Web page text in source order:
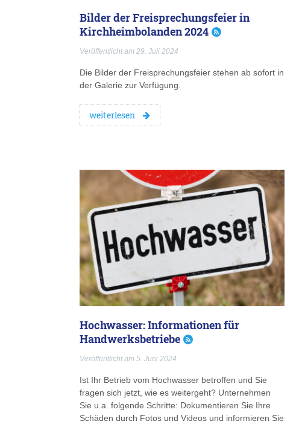
Bilder der Freisprechungsfeier in
Kirchheimbolanden 2024
Veröffentlicht am 29. Juli 2024
Die Bilder der Freisprechungsfeier stehen ab sofort in
der Galerie zur Verfügung.
weiterlesen
Hochwasser: Informationen für
Handwerksbetriebe
Veröffentlicht am 5. Juni 2024
Ist Ihr Betrieb vom Hochwasser betroffen und Sie
fragen sich jetzt, wie es weitergeht? Unternehmen
Sie u.a. folgende Schritte: Dokumentieren Sie Ihre
Schäden durch Fotos und Videos und informieren Sie